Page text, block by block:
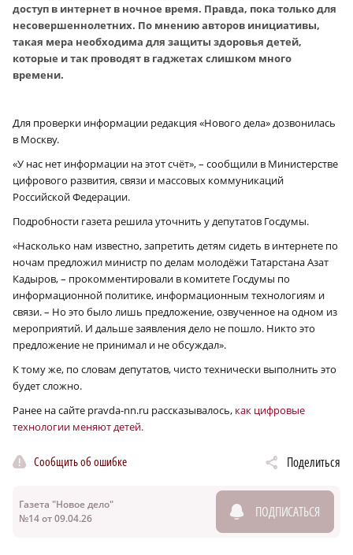
доступ в интернет в ночное время. Правда, пока только для
несовершеннолетних. По мнению авторов инициативы,
такая мера необходима для защиты здоровья детей,
которые и так проводят в гаджетах слишком много
времени.
Для проверки информации редакция «Нового дела» дозвонилась
в Москву.
«У нас нет информации на этот счёт», – сообщили в Министерстве
цифрового развития, связи и массовых коммуникаций
Российской Федерации.
Подробности газета решила уточнить у депутатов Госдумы.
«Насколько нам известно, запретить детям сидеть в интернете по
ночам предложил министр по делам молодёжи Татарстана Азат
Кадыров, – прокомментировали в комитете Госдумы по
информационной политике, информационным технологиям и
связи. – Но это было лишь предложение, озвученное на одном из
мероприятий. И дальше заявления дело не пошло. Никто это
предложение не принимал и не обсуждал».
К тому же, по словам депутатов, чисто технически выполнить это
будет сложно.
Ранее на сайте pravda-nn.ru рассказывалось, как цифровые
технологии меняют детей.
Сообщить об ошибке Поделиться
Газета "Новое дело"
№14 от 09.04.26
ПОДПИСАТЬСЯ